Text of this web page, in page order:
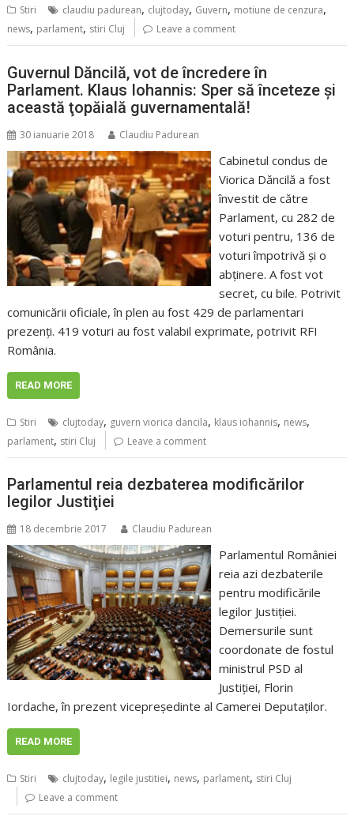
Stiri claudiu padurean, clujtoday, Guvern, motiune de cenzura,
news, parlament, stiri Cluj Leave a comment
Guvernul Dăncilă, vot de încredere în
Parlament. Klaus Iohannis: Sper să înceteze şi
această ţopăială guvernamentală!
30 ianuarie 2018 Claudiu Padurean
Cabinetul condus de
Viorica Dăncilă a fost
învestit de către
Parlament, cu 282 de
voturi pentru, 136 de
voturi împotrivă şi o
abţinere. A fost vot
secret, cu bile. Potrivit
comunicării oficiale, în plen au fost 429 de parlamentari
prezenţi. 419 voturi au fost valabil exprimate, potrivit RFI
România.
READ MORE
Stiri clujtoday, guvern viorica dancila, klaus iohannis, news,
parlament, stiri Cluj Leave a comment
Parlamentul reia dezbaterea modificărilor
legilor Justiţiei
18 decembrie 2017 Claudiu Padurean
Parlamentul României
reia azi dezbaterile
pentru modificările
legilor Justiţiei.
Demersurile sunt
coordonate de fostul
ministrul PSD al
Justiţiei, Florin
Iordache, în prezent vicepreşedinte al Camerei Deputaţilor.
READ MORE
Stiri clujtoday, legile justitiei, news, parlament, stiri Cluj
Leave a comment